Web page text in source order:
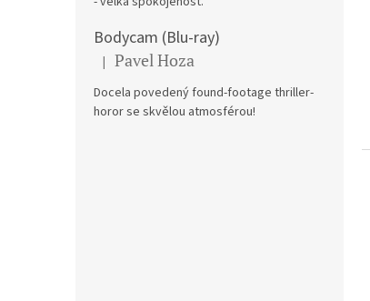
Bodycam (Blu-ray)
Hodnocení produktu je 5 z 5 hvězdiček.
| Pavel Hoza
Docela povedený found-footage thriller-
horor se skvělou atmosférou!